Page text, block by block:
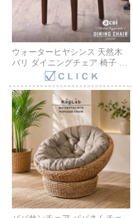
ウォーターヒヤシンス 天然木
バリ ダイニングチェア 椅子 ア
ジアンテイスト モダンリビン
グ ラタン モダン エスニック ア
ジアン 家具 バリ 1脚
ACC350DK